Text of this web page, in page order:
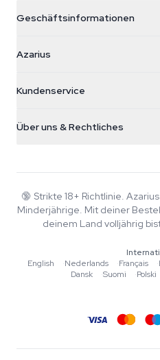
Geschäftsinformationen
Galvaniweg 11
Nederland
+31(0)204897914
Azarius
Smokeshop
Kundenservice
FAQ
Datenschutzrichtlinie
Über uns & Rechtliches
Wiki
Blog
Musik
Redaktionelle Standards
Tools & Rechner
🔞 Strikte 18+ Richtlinie.
Minderjährige. Mit deiner
deinem Land volljährig
English
·Nederlands ·Français ·
Dansk
·Suomi ·Polski